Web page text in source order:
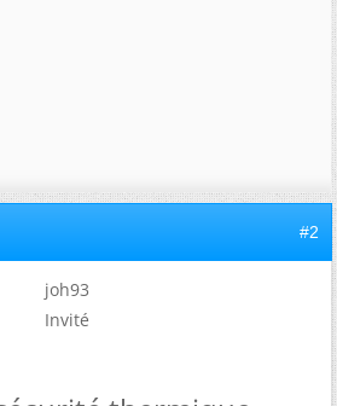
#2
joh93
Invité